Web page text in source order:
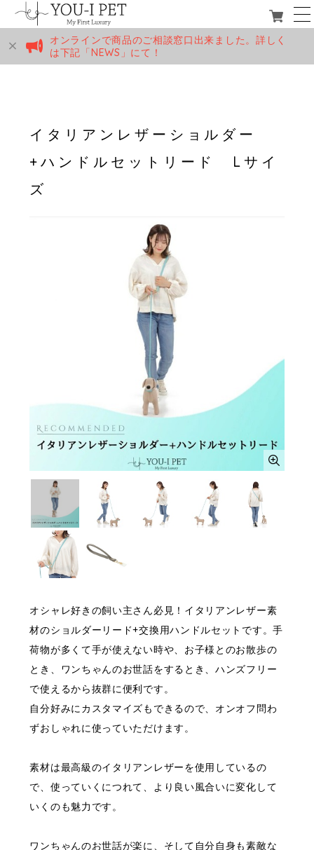
オンラインで商品のご相談窓口出来ました。詳しく
は下記「NEWS」にて！
イタリアンレザーショルダー
+ハンドルセットリード Lサイ
ズ
オシャレ好きの飼い主さん必見！イタリアンレザー素
材のショルダーリード+交換用ハンドルセットです。手
荷物が多くて手が使えない時や、お子様とのお散歩の
とき、ワンちゃんのお世話をするとき、ハンズフリー
で使えるから抜群に便利です。
自分好みにカスタマイズもできるので、オンオフ問わ
ずおしゃれに使っていただけます。
素材は最高級のイタリアンレザーを使用しているの
で、使っていくにつれて、より良い風合いに変化して
いくのも魅力です。
ワンちゃんのお世話が楽に、そして自分自身も素敵な